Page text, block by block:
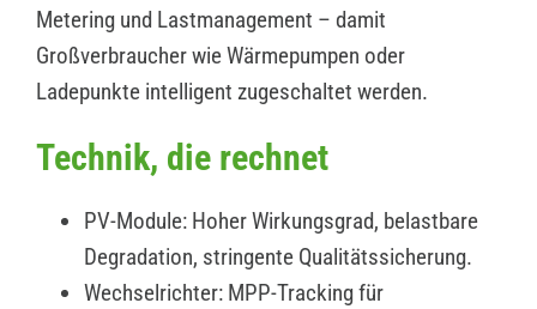
Metering und Lastmanagement – damit
Großverbraucher wie Wärmepumpen oder
Ladepunkte intelligent zugeschaltet werden.
Technik, die rechnet
PV-Module: Hoher Wirkungsgrad, belastbare
Degradation, stringente Qualitätssicherung.
Wechselrichter: MPP-Tracking für